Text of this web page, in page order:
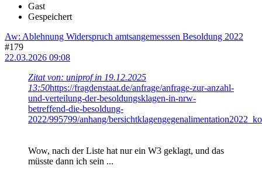
Gast
Gespeichert
Aw: Ablehnung Widerspruch amtsangemesssen Besoldung 2022
#179
22.03.2026 09:08
Zitat von: uniprof in 19.12.2025
13:50https://fragdenstaat.de/anfrage/anfrage-zur-anzahl-
und-verteilung-der-besoldungsklagen-in-nrw-
betreffend-die-besoldung-
2022/995799/anhang/
Wow, nach der Liste hat nur ein W3 geklagt, und das
müsste dann ich sein ...